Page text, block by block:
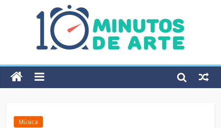
Música